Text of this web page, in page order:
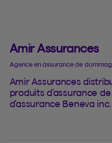
Amir Assurances
Agence en assurance de
Amir Assurances
produits d’assurance
d’assurance Beneva inc.